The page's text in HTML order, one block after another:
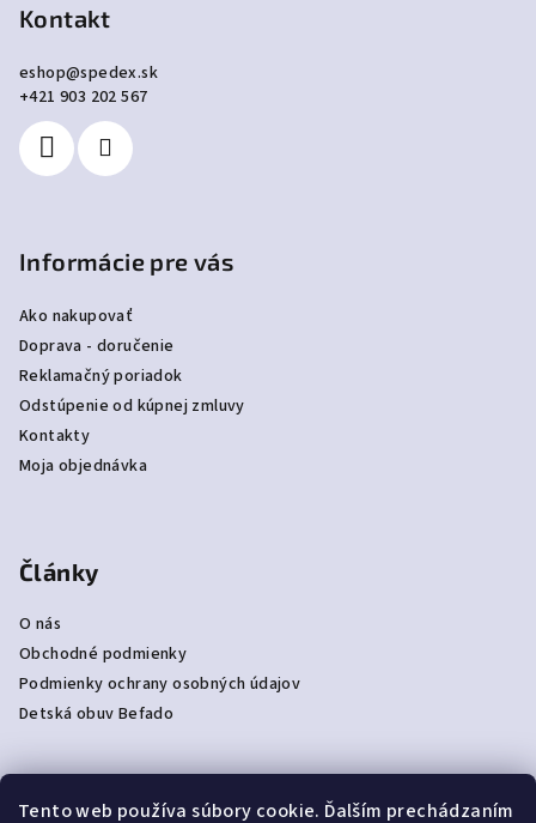
Tento web používa súbory cookie. Ďalším prechádzaním
Kontakt
eshop@spedex.sk
+421 903 202 567
Informácie pre vás
Ako nakupovať
Doprava - doručenie
Reklamačný poriadok
Odstúpenie od kúpnej zmluvy
Kontakty
Moja objednávka
Články
O nás
Obchodné podmienky
Podmienky ochrany osobných údajov
Detská obuv Befado